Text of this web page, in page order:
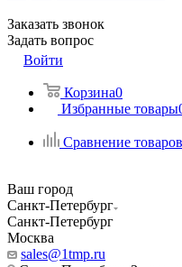
Заказать звонок
Задать вопрос
Войти
Корзина0
Избранные товары
Сравнение товаров
Ваш город
Санкт-Петербург
Санкт-Петербург
Москва
sales@1tmp.ru